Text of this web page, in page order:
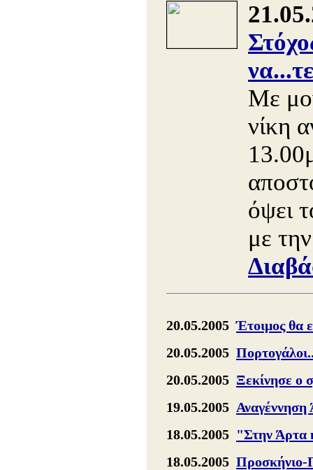
Με
νίκη
όψει
με
20.05.2005Έτοιμος θα
20.05.2005
20.05.2005 Ξεκίνησε ο
19.05.2005
18.05.2005 "Στην Άρτα
18.05.2005 Προσκήνιο-